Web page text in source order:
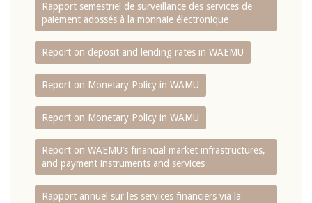
Rapport semestriel de surveillance des services de
paiement adossés à la monnaie électronique
Report on deposit and lending rates in WAEMU
Report on Monetary Policy in WAMU
Report on Monetary Policy in WAMU
Report on WAEMU’s financial market infrastructures,
and payment instruments and services
Rapport annuel sur les services financiers via la